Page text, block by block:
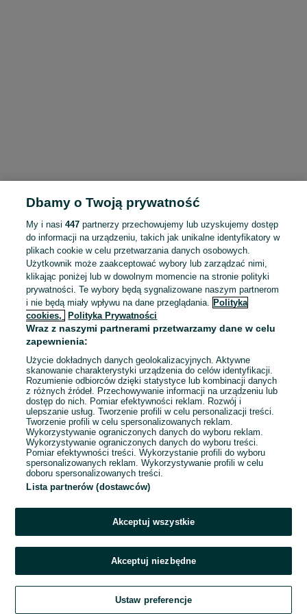
To ogłoszenie nie jest już dostępne
Przejdź na stronę główną
Dbamy o Twoją prywatność
My i nasi447 partnerzy przechowujemy lub uzyskujemy dostęp
do informacji na urządzeniu, takich jak unikalne identyfikatory w
plikach cookie w celu przetwarzania danych osobowych.
Użytkownik może zaakceptować wybory lub zarządzać nimi,
klikając poniżej lub w dowolnym momencie na stronie polityki
prywatności. Te wybory będą sygnalizowane naszym partnerom
i nie będą miały wpływu na dane przeglądania. Polityka
cookies,
Polityka Prywatności
Wraz z naszymi partnerami przetwarzamy dane w celu
zapewnienia:
Użycie dokładnych danych geolokalizacyjnych. Aktywne
skanowanie charakterystyki urządzenia do celów identyfikacji.
Rozumienie odbiorców dzięki statystyce lub kombinacji danych
z różnych źródeł. Przechowywanie informacji na urządzeniu lub
dostęp do nich. Pomiar efektywności reklam. Rozwój i
ulepszanie usług. Tworzenie profili w celu personalizacji treści.
Tworzenie profili w celu spersonalizowanych reklam.
Wykorzystywanie ograniczonych danych do wyboru reklam.
Wykorzystywanie ograniczonych danych do wyboru treści.
Pomiar efektywności treści. Wykorzystanie profili do wyboru
spersonalizowanych reklam. Wykorzystywanie profili w celu
doboru spersonalizowanych treści.
Lista partnerów (dostawców)
Akceptuj wszystkie
Akceptuj niezbędne
Ustaw preferencje